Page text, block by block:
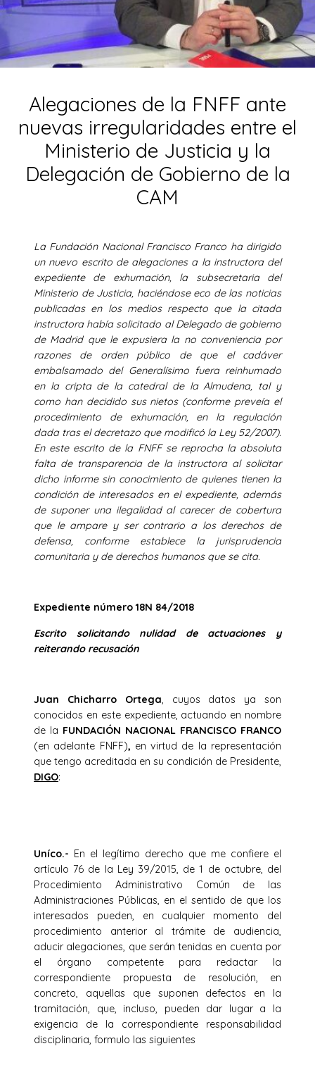
Alegaciones de la FNFF ante
nuevas irregularidades entre el
Ministerio de Justicia y la
Delegación de Gobierno de la
CAM
La Fundación Nacional Francisco Franco ha dirigido
un nuevo escrito de alegaciones a la instructora del
expediente de exhumación, la subsecretaria del
Ministerio de Justicia, haciéndose eco de las noticias
publicadas en los medios respecto que la citada
instructora había solicitado al Delegado de gobierno
de Madrid que le expusiera la no conveniencia por
razones de orden público de que el cadáver
embalsamado del Generalísimo fuera reinhumado
en la cripta de la catedral de la Almudena, tal y
como han decidido sus nietos (conforme preveía el
procedimiento de exhumación, en la regulación
dada tras el decretazo que modificó la Ley 52/2007).
En este escrito de la FNFF se reprocha la absoluta
falta de transparencia de la instructora al solicitar
dicho informe sin conocimiento de quienes tienen la
condición de interesados en el expediente, además
de suponer una ilegalidad al carecer de cobertura
que le ampare y ser contrario a los derechos de
defensa, conforme establece la jurisprudencia
comunitaria y de derechos humanos que se cita.
Expediente número 18N 84/2018
Escrito solicitando nulidad de actuaciones y
reiterando recusación
Juan Chicharro Ortega, cuyos datos ya son
conocidos en este expediente, actuando en nombre
de la FUNDACIÓN NACIONAL FRANCISCO FRANCO
(en adelante FNFF), en virtud de la representación
que tengo acreditada en su condición de Presidente,
DIGO:
Uníco.- En el legítimo derecho que me confiere el
artículo 76 de la Ley 39/2015, de 1 de octubre, del
Procedimiento Administrativo Común de las
Administraciones Públicas, en el sentido de que los
interesados pueden, en cualquier momento del
procedimiento anterior al trámite de audiencia,
aducir alegaciones, que serán tenidas en cuenta por
el órgano competente para redactar la
correspondiente propuesta de resolución, en
concreto, aquellas que suponen defectos en la
tramitación, que, incluso, pueden dar lugar a la
exigencia de la correspondiente responsabilidad
disciplinaria, formulo las siguientes